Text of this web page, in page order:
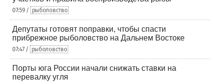
07:59 / рыболовство
Депутаты готовят поправки, чтобы спасти
прибрежное рыболовство на Дальнем Востоке
07:47 / рыболовство
Порты юга России начали снижать ставки на
перевалку угля
ПОДПИСАТЬСЯ